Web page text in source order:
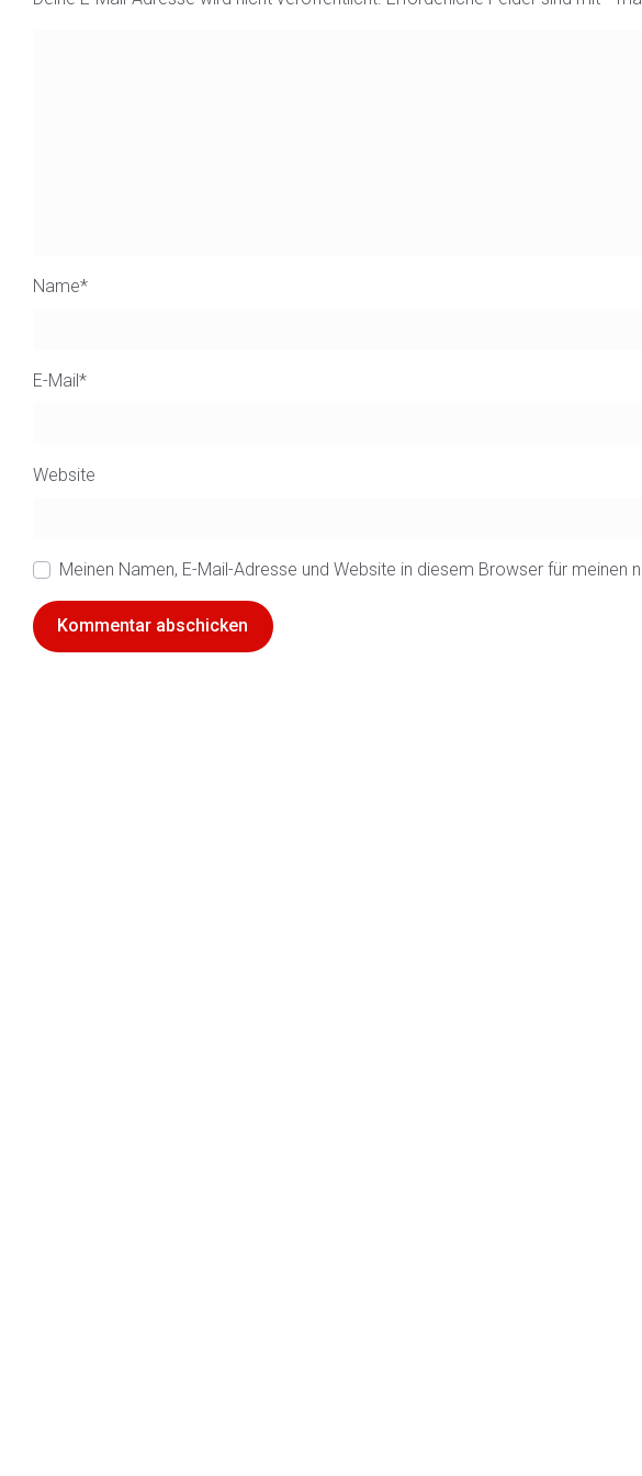
Name*
E-Mail*
Website
Meinen Namen, E-Mail-Adresse und Website in diesem Browser für meinen